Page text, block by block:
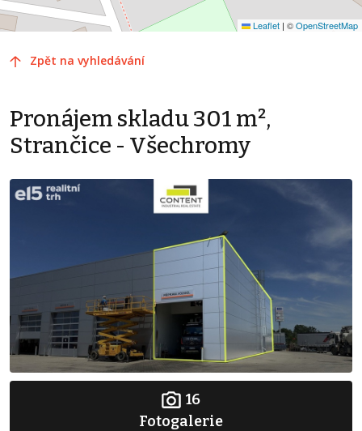
Leaflet | ©OpenStreetMap
Zpět na vyhledávání
Pronájem skladu 301 m²,
Strančice - Všechromy
16
Fotogalerie